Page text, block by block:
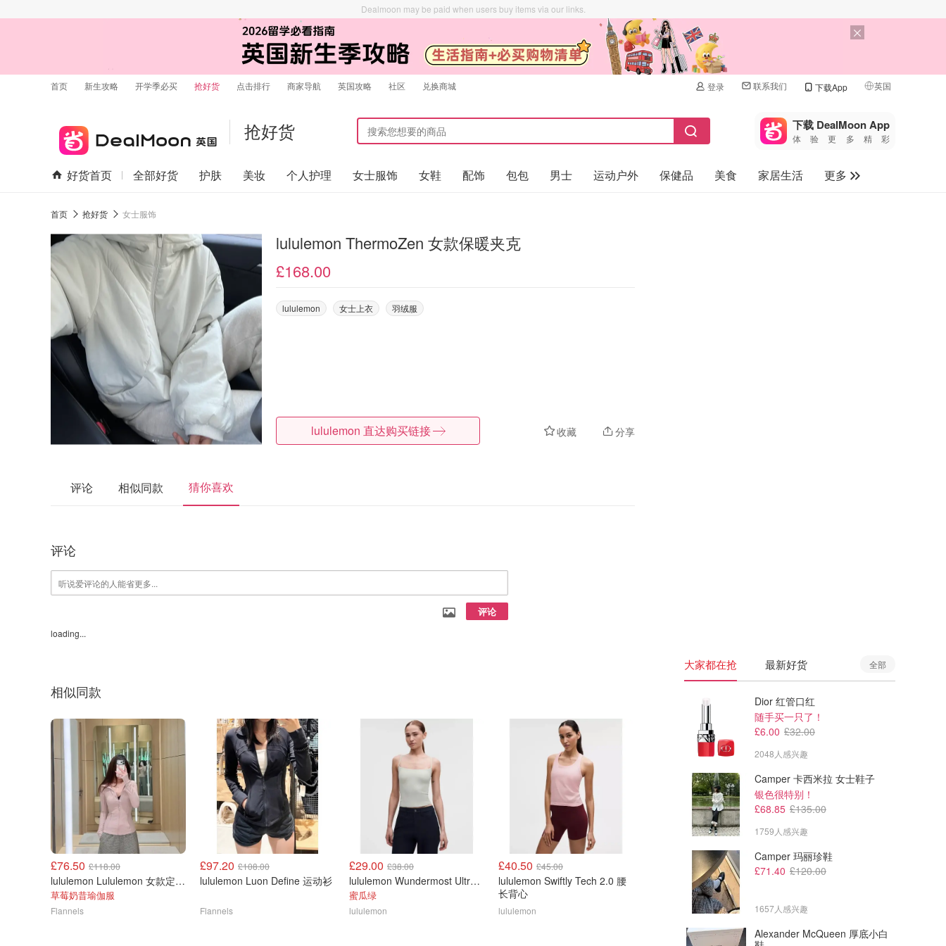
Dealmoon may be paid when users buy items via our links.
首页 新生攻略 开学季必买 抢好货 点击排行 商家导航 英国攻略 社区 兑换商城 登录 联系我们 下载App 英国
🇺🇸
🇨🇳 中国
🇨🇦加拿大
抢好货 下载 DealMoon App
体验更多精彩
好货首页 全部好货 护肤 美妆 个人护理 女士服饰 女鞋 配饰 包包 男士 运动户外 保健品 美食 家居生活
更多
首页 抢好货 女士服饰
lululemon ThermoZen 女款保暖夹克
£168.00
lululemon 女士上衣 羽绒服
收藏 分享
lululemon 直达购买链接
评论 相似同款 猜你喜欢
评论
评论
loading...
相似同款
£76.50 £118.00
lululemon Lululemon 女款定义夹克
草莓奶昔瑜伽服
Flannels
£97.20 £108.00
lululemon Luon Define 运动衫
Flannels
£29.00 £38.00
lululemon Wundermost Ultra-Soft Nulu 可调节吊带背心
蜜瓜绿
lululemon
£40.50 £45.00
lululemon Swiftly Tech 2.0 腰
长背心
lululemon
£58.00
跑步买起来呀！！轻薄好穿
£29.00
lululemon
大家都在抢 最新好货 全部
Dior 红管口红
随手买一只了！
£6.00 £32.00
2048人感兴趣
Camper 卡西米拉 女士鞋子
银色很特别！
£68.85 £135.00
1759人感兴趣
Camper 玛丽珍鞋
£71.40 £120.00
1657人感兴趣
Alexander McQueen 厚底小白